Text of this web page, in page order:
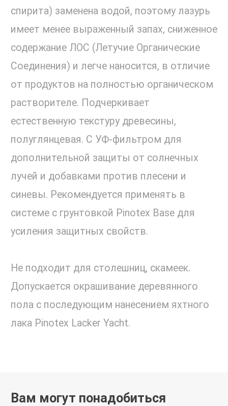
спирита) заменена водой, поэтому лазурь
имеет менее выраженный запах, сниженное
содержание ЛОС (Летучие Органические
Соединения) и легче наносится, в отличие
от продуктов на полностью органическом
растворителе. Подчеркивает
естественную текстуру древесины,
полуглянцевая. С УФ-фильтром для
дополнительной защиты от солнечных
лучей и добавками против плесени и
синевы. Рекомендуется применять в
системе с грунтовкой Pinotex Base для
усиления защитных свойств.
Не подходит для столешниц, скамеек.
Допускается окрашивание деревянного
пола с последующим нанесением яхтного
лака Pinotex Lacker Yacht.
Вам могут понадобиться